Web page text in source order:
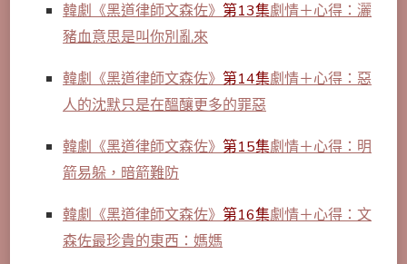
韓劇《黑道律師文森佐》 第13集劇情＋心得：灑
豬血意思是叫你別亂來
韓劇《黑道律師文森佐》 第14集劇情＋心得：惡
人的沈默只是在醞釀更多的罪惡
韓劇《黑道律師文森佐》 第15集劇情＋心得：明
箭易躲，暗箭難防
韓劇《黑道律師文森佐》 第16集劇情＋心得：文
森佐最珍貴的東西：媽媽